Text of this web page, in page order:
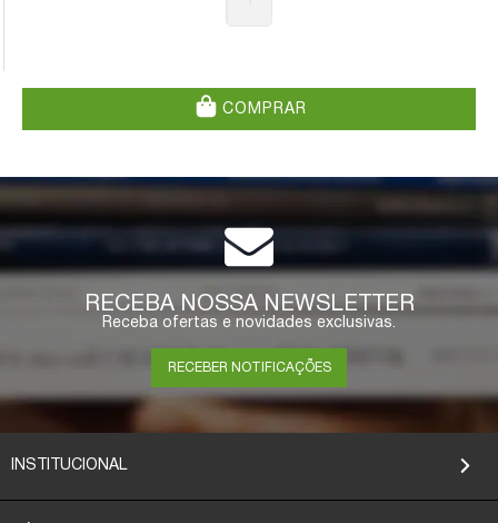
COMPRAR
RECEBA NOSSA NEWSLETTER
Receba ofertas e novidades exclusivas.
RECEBER NOTIFICAÇÕES
INSTITUCIONAL